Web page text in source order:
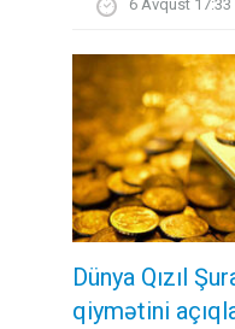
6 Avqust 17:33
Dünya Qızıl
qiymətini